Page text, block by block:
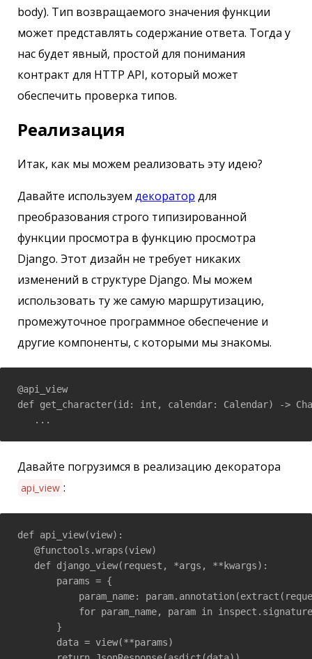
body). Тип возвращаемого значения функции
может представлять содержание ответа. Тогда у
нас будет явный, простой для понимания
контракт для HTTP API, который может
обеспечить проверка типов.
Реализация
Итак, как мы можем реализовать эту идею?
Давайте используем декоратор для
преобразования строго типизированной
функции просмотра в функцию просмотра
Django. Этот дизайн не требует никаких
изменений в структуре Django. Мы можем
использовать ту же самую маршрутизацию,
промежуточное программное обеспечение и
другие компоненты, с которыми мы знакомы.
@api_view
def get_character(id: int, calendar: Calendar) ->
   ...
Давайте погрузимся в реализацию декоратора
api_view :
def api_view(view):
   @functools.wraps(view)
   def django_view(request, *args, **kwargs):
       params = {
param_name:
for param_name, param in
       }
       data = view(**params)